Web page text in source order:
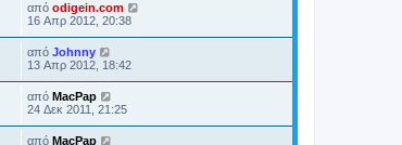
από odigein.com
16 Απρ 2012, 20:38
από Johnny
13 Απρ 2012, 18:42
από MacPap
24 Δεκ 2011, 21:25
από MacPap